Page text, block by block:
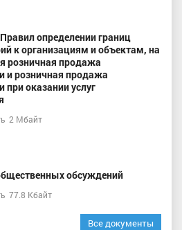
определении границ
к организациям и объектам, на
розничная продажа
и розничная продажа
при оказании услуг
2 Мбайт
обсуждений
77.8 Кбайт
Все документы